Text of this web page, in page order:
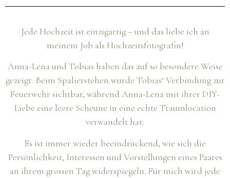
Jede Hochzeit ist einzigartig – und das liebe ich an
meinem Job als Hochzeitsfotografin!
Anna-Lena und Tobias haben das auf so besondere Weise
gezeigt: Beim Spalierstehen wurde Tobias‘ Verbindung zur
Feuerwehr sichtbar, während Anna-Lena mit ihrer DIY-
Liebe eine leere Scheune in eine echte Traumlocation
verwandelt hat.
Es ist immer wieder beeindruckend, wie sich die
Persönlichkeit, Interessen und Vorstellungen eines Paares
an ihrem grossen Tag widerspiegeln. Für mich wird jede